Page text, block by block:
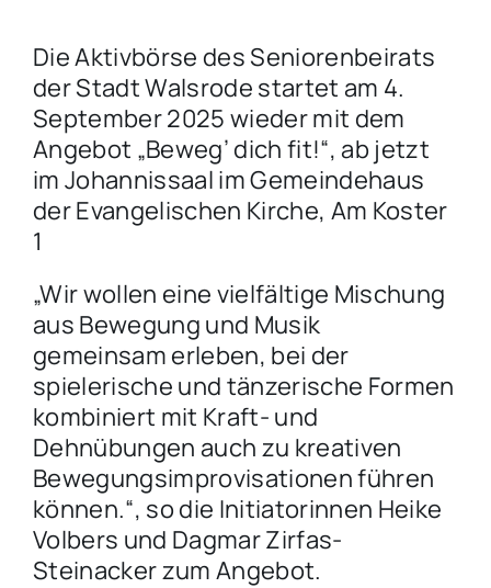
Die Aktivbörse des Seniorenbeirats
der Stadt Walsrode startet am 4.
September 2025 wieder mit dem
Angebot „Beweg’ dich fit!“, ab jetzt
im Johannissaal im Gemeindehaus
der Evangelischen Kirche, Am Koster
1
„Wir wollen eine vielfältige Mischung
aus Bewegung und Musik
gemeinsam erleben, bei der
spielerische und tänzerische Formen
kombiniert mit Kraft- und
Dehnübungen auch zu kreativen
Bewegungsimprovisationen führen
können.“, so die Initiatorinnen Heike
Volbers und Dagmar Zirfas-
Steinacker zum Angebot.